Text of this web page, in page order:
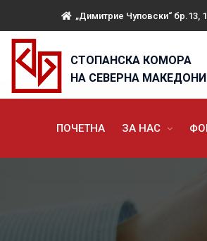
„Димитрие Чуповски“ бр.13,
СТОПАНСКА КОМОРА
НА СЕВЕРНА
ПОЧЕТНА ЗА НАС